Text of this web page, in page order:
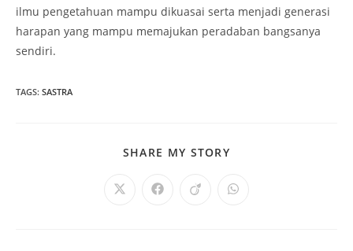
ilmu pengetahuan mampu dikuasai serta menjadi generasi
harapan yang mampu memajukan peradaban bangsanya
sendiri.
TAGS: SASTRA
SHARE MY STORY
Opens Opens Opens Opens